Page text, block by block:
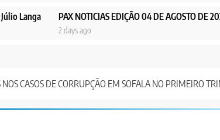
NOTICIAS EDIÇÃO 04 DE AGOSTO DE 2026 PAX
CASOS DE CORRUPÇÃO EM SOFALA NO PRIMEIRO